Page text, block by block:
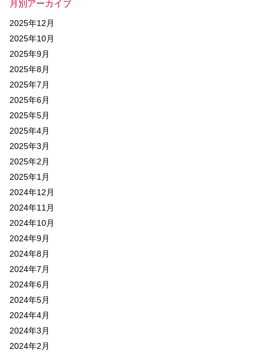
月別アーカイブ
2025年12月
2025年10月
2025年9月
2025年8月
2025年7月
2025年6月
2025年5月
2025年4月
2025年3月
2025年2月
2025年1月
2024年12月
2024年11月
2024年10月
2024年9月
2024年8月
2024年7月
2024年6月
2024年5月
2024年4月
2024年3月
2024年2月